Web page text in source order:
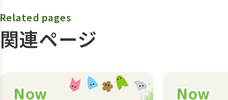
関連ページ
Related pages